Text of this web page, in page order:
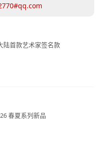
陆首款艺术家签名款
春夏系列新品